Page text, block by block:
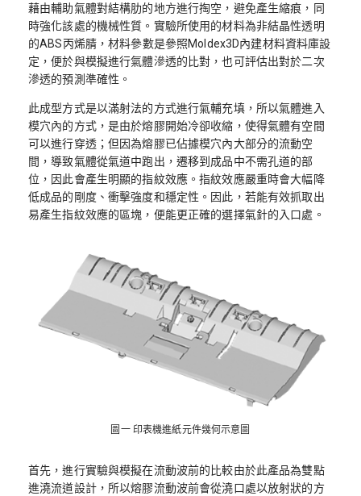
藉由輔助氣體對結構肋的地方進行掏空，避免產生縮痕，同
時強化該處的機械性質。實驗所使用的材料為非結晶性透明
的ABS丙烯腈，材料參數是參照Moldex3D內建材料資料庫設
定，便於與模擬進行氣體滲透的比對，也可評估出對於二次
滲透的預測準確性。
此成型方式是以滿射法的方式進行氣輔充填，所以氣體進入
模穴內的方式，是由於熔膠開始冷卻收縮，使得氣體有空間
可以進行穿透；但因為熔膠已佔據模穴內大部分的流動空
間，導致氣體從氣道中跑出，遷移到成品中不需孔道的部
位，因此會產生明顯的指紋效應。指紋效應嚴重時會大幅降
低成品的剛度、衝擊強度和穩定性。因此，若能有效抓取出
易產生指紋效應的區塊，便能更正確的選擇氣針的入口處。
圖一 印表機進紙元件幾何示意圖
首先，進行實驗與模擬在流動波前的比較由於此產品為雙點
進澆流道設計，所以熔膠流動波前會從澆口處以放射狀的方